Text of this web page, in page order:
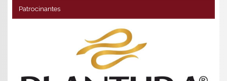
Patrocinantes